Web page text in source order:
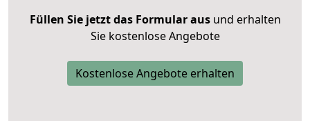
Füllen Sie jetzt das Formular ausund erhalten
Sie kostenlose Angebote
Kostenlose Angebote erhalten